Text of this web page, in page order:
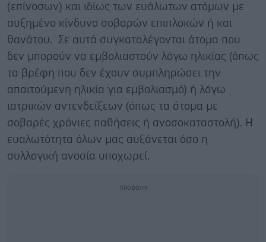
(επίνοσων) και ιδίως των ευάλωτων ατόμων με
αυξημένο κίνδυνο σοβαρών επιπλοκών ή και
θανάτου. Σε αυτά συγκαταλέγονται άτομα που
δεν μπορούν να εμβολιαστούν λόγω ηλικίας (όπως
τα βρέφη που δεν έχουν συμπληρώσει την
απαιτούμενη ηλικία για εμβολιασμό) ή λόγω
ιατρικών αντενδείξεων (όπως τα άτομα με
σοβαρές χρόνιες παθήσεις ή ανοσοκαταστολή). Η
ευαλωτότητα όλων μας αυξάνεται όσο η
συλλογική ανοσία υποχωρεί.